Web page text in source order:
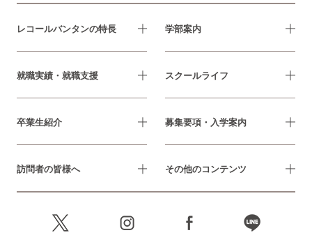
レコールバンタンの特長 学部案内
就職実績・就職支援 スクールライフ
卒業生紹介 募集要項・入学案内
訪問者の皆様へ その他のコンテンツ